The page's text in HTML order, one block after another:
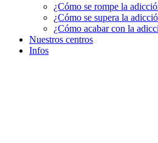
¿Cómo se rompe la
¿Cómo se supera la
¿Cómo acabar con la
Nuestros centros
Infos